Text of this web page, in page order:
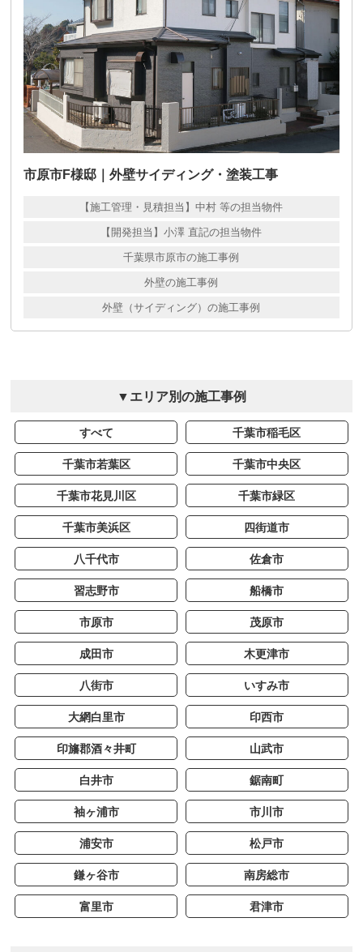
市原市F様邸｜外壁サイディング・塗装工事
【施工管理・見積担当】中村 等の担当物件
【開発担当】小澤 直記の担当物件
千葉県市原市の施工事例
外壁の施工事例
外壁（サイディング）の施工事例
▼エリア別の施工事例
すべて 千葉市稲毛区
千葉市若葉区 千葉市中央区
千葉市花見川区 千葉市緑区
千葉市美浜区 四街道市
八千代市 佐倉市
習志野市 船橋市
市原市 茂原市
成田市 木更津市
八街市 いすみ市
大網白里市 印西市
印旛郡酒々井町 山武市
白井市 鋸南町
袖ヶ浦市 市川市
浦安市 松戸市
鎌ヶ谷市 南房総市
富里市 君津市